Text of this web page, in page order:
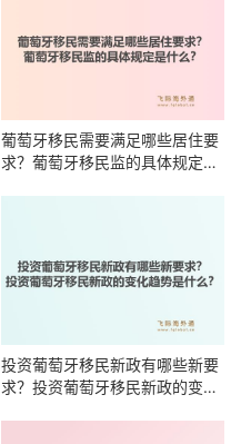
葡萄牙移民需要满足哪些居住要
求？葡萄牙移民监的具体规定是
投资葡萄牙移民新政有哪些新要
求？投资葡萄牙移民新政的变化